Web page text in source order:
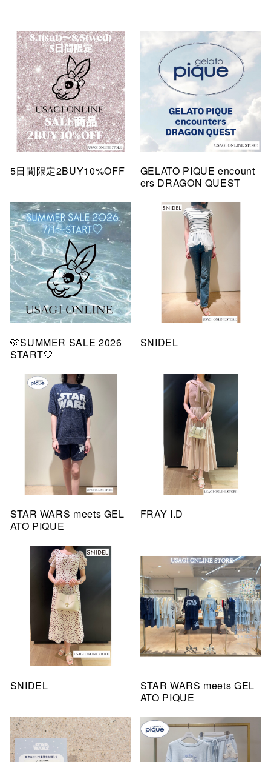
5日間限定2BUY10%OFF
GELATO PIQUE encount
ers DRAGON QUEST
🩵SUMMER SALE 2026
START🤍
SNIDEL
STAR WARS meets GEL
ATO PIQUE
FRAY I.D
SNIDEL
STAR WARS meets GEL
ATO PIQUE